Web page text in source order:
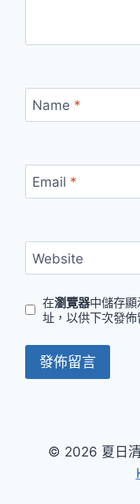
Name *
Email *
Website
在瀏覽器中儲存
址，以供下次發佈
© 2026 夏日